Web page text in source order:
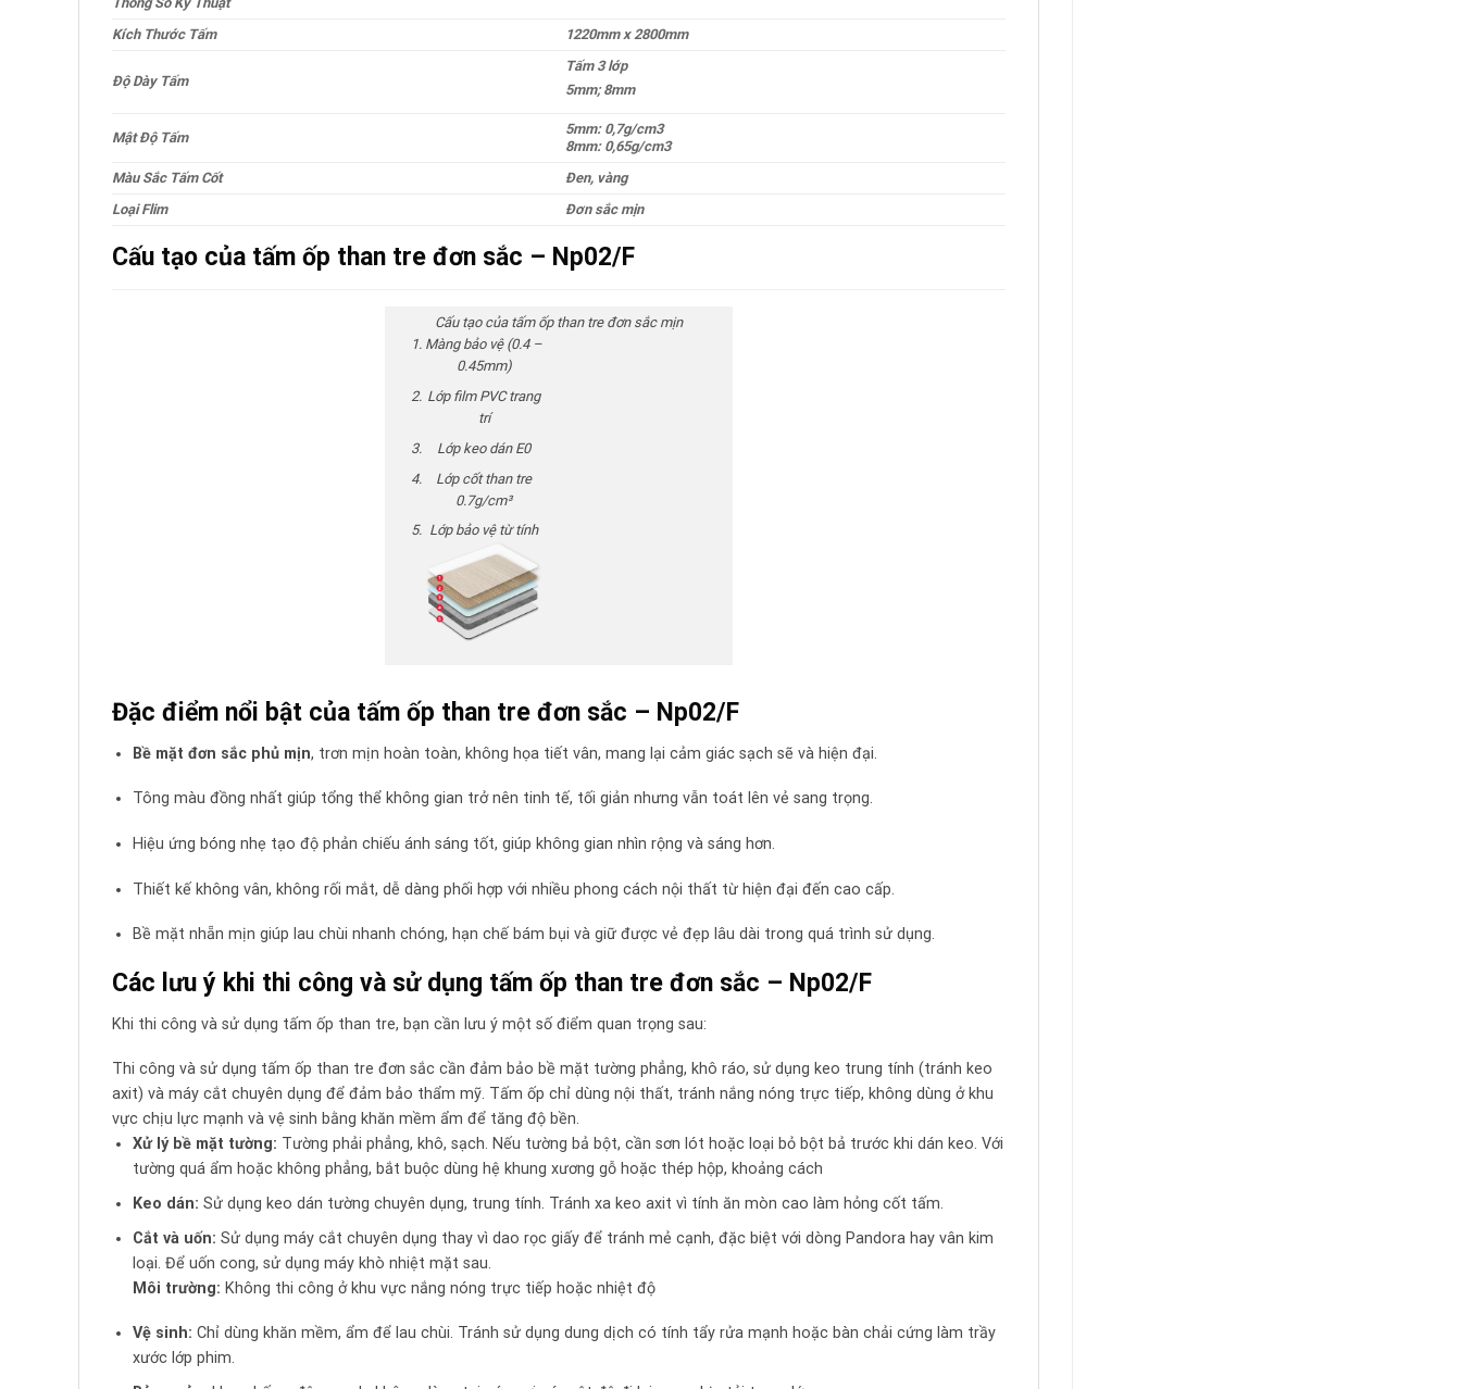
Kích Thước Tấm
1220mm x 2800mm
Độ Dày Tấm
Tấm 3 lớp
5mm; 8mm
Mật Độ Tấm
5mm: 0,7g/cm3
8mm: 0,65g/cm3
Màu Sắc Tấm Cốt
Đen, vàng
Loại Flim
Đơn sắc mịn
Cấu tạo của tấm ốp than tre đơn sắc – Np02/F
Cấu tạo của tấm ốp than tre đơn sắc mịn
Màng bảo vệ (0.4 –
0.45mm)
Lớp film PVC trang
trí
Lớp keo dán E0
Lớp cốt than tre
0.7g/cm³
Lớp bảo vệ từ tính
Đặc điểm nổi bật của tấm ốp than tre đơn sắc – Np02/F
Bề mặt đơn sắc phủ mịn, trơn mịn hoàn toàn, không họa tiết vân, mang lại cảm giác sạch sẽ và hiện đại.
Tông màu đồng nhất giúp tổng thể không gian trở nên tinh tế, tối giản nhưng vẫn toát lên vẻ sang trọng.
Hiệu ứng bóng nhẹ tạo độ phản chiếu ánh sáng tốt, giúp không gian nhìn rộng và sáng hơn.
Thiết kế không vân, không rối mắt, dễ dàng phối hợp với nhiều phong cách nội thất từ hiện đại đến cao cấp.
Bề mặt nhẵn mịn giúp lau chùi nhanh chóng, hạn chế bám bụi và giữ được vẻ đẹp lâu dài trong quá trình sử dụng.
Các lưu ý khi thi công và sử dụng tấm ốp than tre đơn sắc – Np02/F
Khi thi công và sử dụng tấm ốp than tre, bạn cần lưu ý một số điểm quan trọng sau:
Thi công và sử dụng tấm ốp than tre đơn sắc cần đảm bảo bề mặt tường phẳng, khô ráo, sử dụng keo trung tính (tránh keo
axit) và máy cắt chuyên dụng để đảm bảo thẩm mỹ. Tấm ốp chỉ dùng nội thất, tránh nắng nóng trực tiếp, không dùng ở khu
vực chịu lực mạnh và vệ sinh bằng khăn mềm ẩm để tăng độ bền.
Xử lý bề mặt tường: Tường phải phẳng, khô, sạch. Nếu tường bả bột, cần sơn lót hoặc loại bỏ bột bả trước khi dán keo. Với
tường quá ẩm hoặc không phẳng, bắt buộc dùng hệ khung xương gỗ hoặc thép hộp, khoảng cách
Keo dán: Sử dụng keo dán tường chuyên dụng, trung tính. Tránh xa keo axit vì tính ăn mòn cao làm hỏng cốt tấm.
Cắt và uốn: Sử dụng máy cắt chuyên dụng thay vì dao rọc giấy để tránh mẻ cạnh, đặc biệt với dòng Pandora hay vân kim
loại. Để uốn cong, sử dụng máy khò nhiệt mặt sau.
Môi trường: Không thi công ở khu vực nắng nóng trực tiếp hoặc nhiệt độ
Vệ sinh: Chỉ dùng khăn mềm, ẩm để lau chùi. Tránh sử dụng dung dịch có tính tẩy rửa mạnh hoặc bàn chải cứng làm trầy
xước lớp phim.